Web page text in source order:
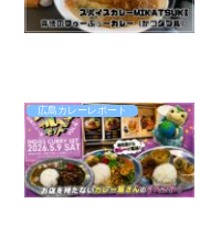
広島カレーレポート